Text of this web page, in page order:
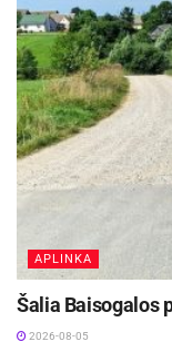
APLINKA
Šalia Baisogalos
2026-08-05